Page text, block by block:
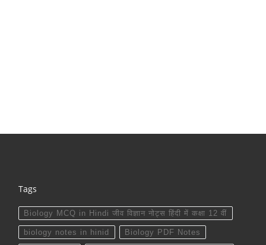
Tags
Biology MCQ in Hindi जीव विज्ञान नोट्स हिंदी में कक्षा 12 वीं
biology notes in hinid Biology PDF Notes